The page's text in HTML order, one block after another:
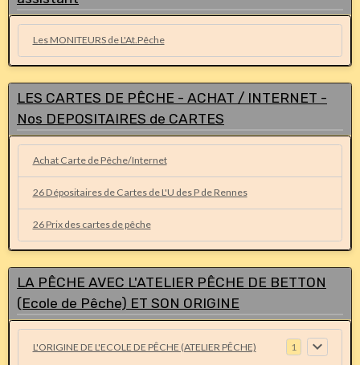
Les MONITEURS de L'At.Pêche
LES CARTES DE PÊCHE - ACHAT / INTERNET -
Nos DEPOSITAIRES de CARTES
Achat Carte de Pêche/Internet
26 Dépositaires de Cartes de L'U des P de Rennes
26 Prix des cartes de pêche
LA PÊCHE AVEC L'ATELIER PÊCHE DE BETTON
(Ecole de Pêche) ET SON ORIGINE
L'ORIGINE DE L'ECOLE DE PÊCHE (ATELIER PÊCHE) 1